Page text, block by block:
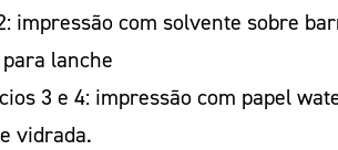
impressão com solvente sobre
lanche
3 e 4: impressão com papel
vidrada.